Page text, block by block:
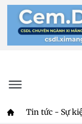
Tin tức - Sự